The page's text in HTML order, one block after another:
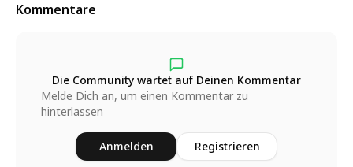
Kommentare
Die Community wartet auf Deinen Kommentar
Melde Dich an, um einen Kommentar zu
hinterlassen
Anmelden Registrieren